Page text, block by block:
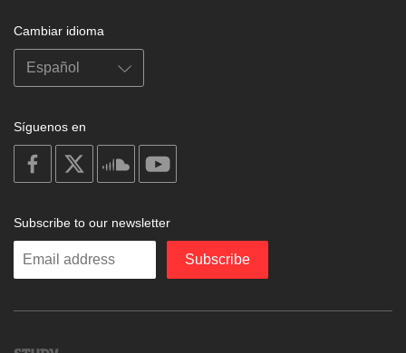
Cambiar idioma
Síguenos en
on
facebook
soundcloud
Subscribe to our newsletter
Enter
Subscribe